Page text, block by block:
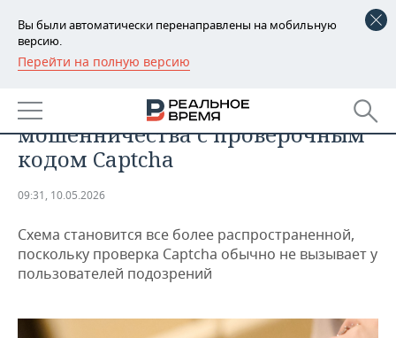
Вы были автоматически перенаправлены на мобильную
версию.
Перейти на полную версию
РЕГИОНЫ
БАШКОРТОСТАН
ТАТАРСТАН
НОВОСТИ
АНАЛИТИКА
ДЕКЛАРАЦИИ О ДОХОДАХ
КОРОЛИ ГОСЗАКАЗА ПФО
НОВОСТИ ЭКОНОМИКИ
ФИНАНСЫ
ПРОМЫШЛЕННОСТЬ
НОВОСТИ
ПРОМЫШЛЕННОСТИ
АГРОПРОМ
НЕДВИЖИМОСТЬ
Россиян предупредили о схеме
мошенничества с проверочным
кодом Captcha
09:31, 10.05.2026
Схема становится все более распространенной,
поскольку проверка Captcha обычно не вызывает у
пользователей подозрений